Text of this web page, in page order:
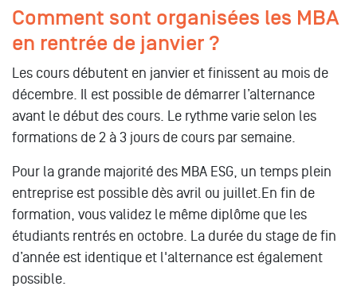
Comment sont organisées les MBA
en rentrée de janvier ?
Les cours débutent en janvier et finissent au mois de
décembre. Il est possible de démarrer l’alternance
avant le début des cours. Le rythme varie selon les
formations de 2 à 3 jours de cours par semaine.
Pour la grande majorité des MBA ESG, un temps plein
entreprise est possible dès avril ou juillet.En fin de
formation, vous validez le même diplôme que les
étudiants rentrés en octobre. La durée du stage de fin
d’année est identique et l'alternance est également
possible.